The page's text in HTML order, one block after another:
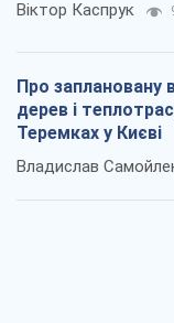
Віктор Каспрук
Про заплановану
дерев і
Теремках у Києві
Владислав